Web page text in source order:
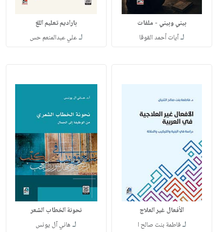
بيني وبيني - ملفات
لـآيات أحمد القوقا
باراديم تعليم اللغ
لـعلي عبدالمنعم حس
الأفعال غير العلاج
لـفاطمة بنت صالح ا
نحونة الخطاب الشعر
لـ هاني آل يونس